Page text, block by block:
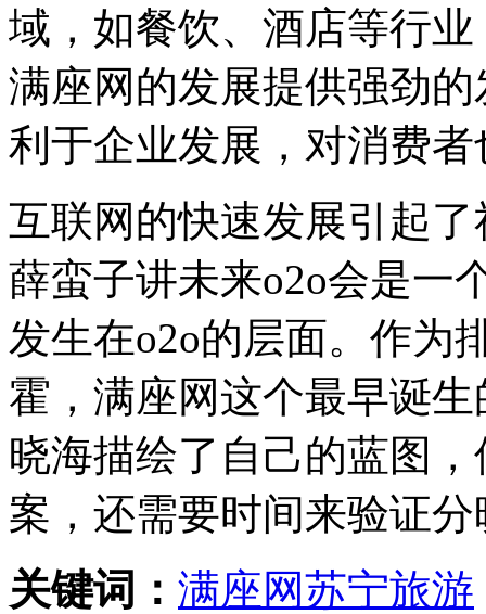
域，如餐饮、酒店等行
满座网的发展提供强劲
利于企业发展，对消费
互联网的快速发展引起
薛蛮子讲未来o2o会是一
发生在o2o的层面。作为
霍，满座网这个最早诞
晓海描绘了自己的蓝图
案，还需要时间来验证分
关键词： 满座网苏宁旅游